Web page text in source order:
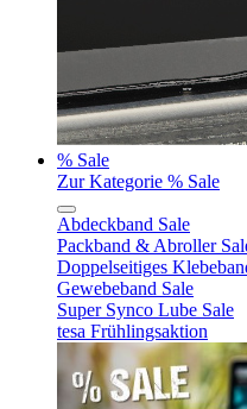
% Sale
Zur Kategorie % Sale
Abdeckband Sale
Packband & Abroller
Doppelseitiges
Gewebeband Sale
Super Synco Lube Sale
tesa Frühlingsaktion